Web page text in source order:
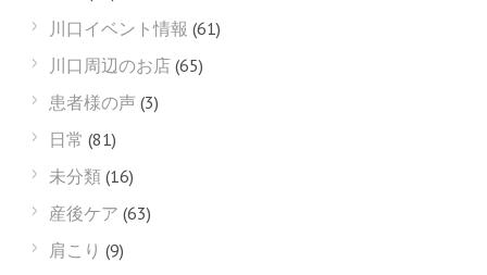
川口イベント情報 (61)
川口周辺のお店 (65)
患者様の声 (3)
日常 (81)
未分類 (16)
産後ケア (63)
肩こり (9)